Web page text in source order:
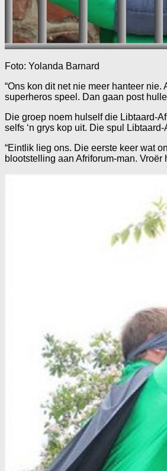
Foto: Yolanda Barnard
“Ons kon dit net nie meer hanteer
superheros speel. Dan gaan post
Die groep noem hulself die Libtaard-
selfs ‘n grys kop uit. Die spul
“Eintlik lieg ons. Die eerste keer wat
blootstelling aan Afriforum-man. Vroër